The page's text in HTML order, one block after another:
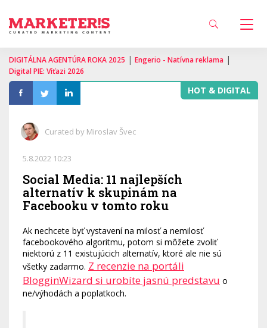
DIGITÁLNA AGENTÚRA ROKA 2025 | Engerio - Natívna reklama |
Digital PIE: Víťazi 2026
HOT & DIGITAL
Curated by Miroslav Švec
5.8.2022 10:23
Social Media: 11 najlepších
alternatív k skupinám na
Facebooku v tomto roku
Ak nechcete byť vystavení na milosť a nemilosť
facebookového algoritmu, potom si môžete zvoliť
niektorú z 11 existujúcich alternatív, ktoré ale nie sú
všetky zadarmo. Z recenzie na portáli
BlogginWizard si urobíte jasnú predstavu o
ne/výhodách a poplatkoch.